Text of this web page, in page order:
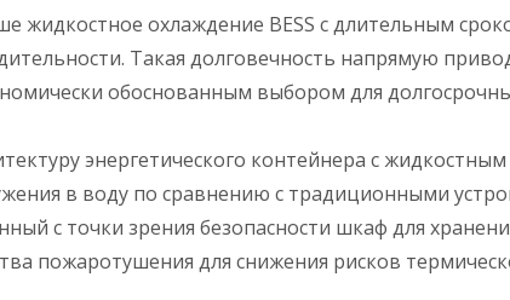
жидкостное охлаждение BESS с длительным
Такая долговечность напрямую
обоснованным выбором для
энергетического контейнера с
в воду по сравнению с традиционными
с точки зрения безопасности шкаф для
пожаротушения для снижения рисков